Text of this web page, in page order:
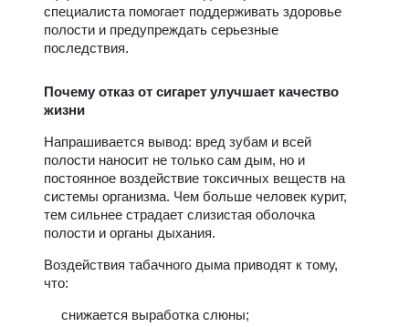
специалиста помогает поддерживать здоровье
полости и предупреждать серьезные
последствия.
Почему отказ от сигарет улучшает качество
жизни
Напрашивается вывод: вред зубам и всей
полости наносит не только сам дым, но и
постоянное воздействие токсичных веществ на
системы организма. Чем больше человек курит,
тем сильнее страдает слизистая оболочка
полости и органы дыхания.
Воздействия табачного дыма приводят к тому,
что:
снижается выработка слюны;